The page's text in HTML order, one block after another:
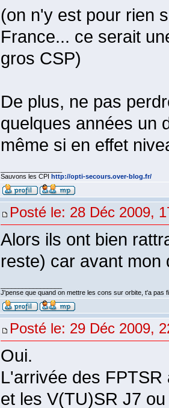
(on n'y est pour rien
France... ce serait
gros CSP)
De plus, ne pas
quelques années un
même si en effet
Sauvons les CPI http://opti-secours.over-blog.fr/
Posté le: 28 Déc 2009,
Alors ils ont bien
reste) car avant mon
J'pense que quand on mettre les cons sur orbite, t'a pas
Posté le: 29 Déc 2009,
Oui.
L'arrivée des
et les V(TU)SR J7